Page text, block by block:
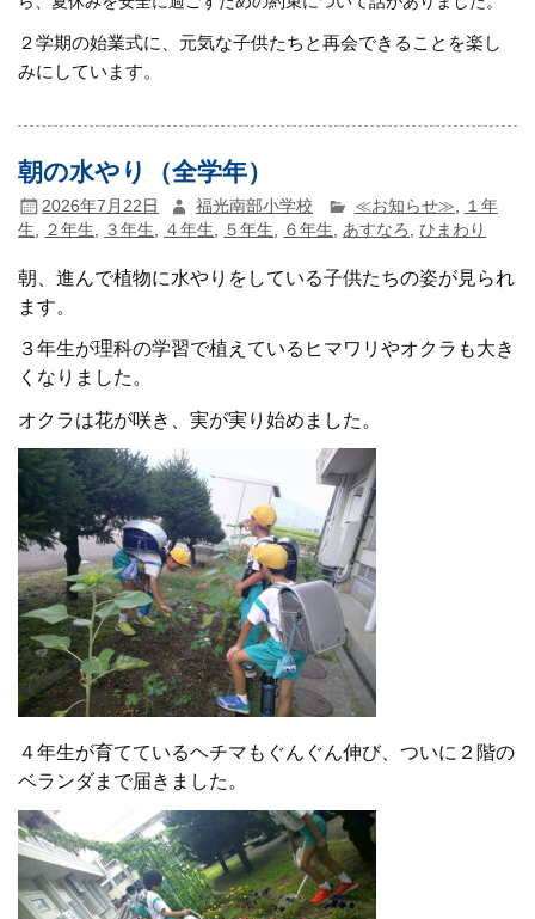
２学期の始業式に、元気な子供たちと再会できることを楽し
みにしています。
朝の水やり（全学年）
2026年7月22日 福光南部小学校 ≪お知らせ≫
１年
生, ２年生, ３年生, ４年生, ５年生, ６年生, あすなろ ,ひまわり
朝、進んで植物に水やりをしている子供たちの姿が見られ
ます。
３年生が理科の学習で植えているヒマワリやオクラも大き
くなりました。
オクラは花が咲き、実が実り始めました。
４年生が育てているヘチマもぐんぐん伸び、ついに２階の
ベランダまで届きました。